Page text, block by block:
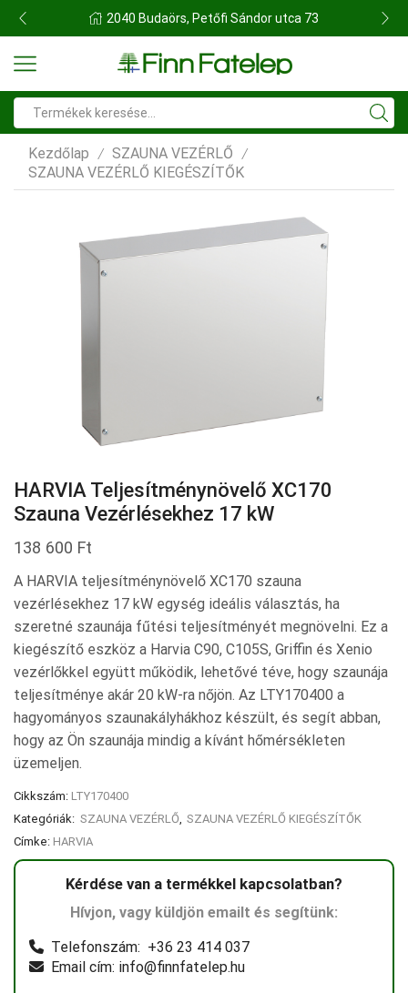
FINN FATELEP BUDAÖRS
input
Kezdőlap / SZAUNA VEZÉRLŐ /
SZAUNA VEZÉRLŐ KIEGÉSZÍTŐK
HARVIA Teljesítménynövelő XC170
Szauna Vezérlésekhez 17 kW
138 600 Ft
A HARVIA teljesítménynövelő XC170 szauna
vezérlésekhez 17 kW egység ideális választás, ha
szeretné szaunája fűtési teljesítményét megnövelni. Ez a
kiegészítő eszköz a Harvia C90, C105S, Griffin és Xenio
vezérlőkkel együtt működik, lehetővé téve, hogy szaunája
teljesítménye akár 20 kW-ra nőjön. Az LTY170400 a
hagyományos szaunakályhákhoz készült, és segít abban,
hogy az Ön szaunája mindig a kívánt hőmérsékleten
üzemeljen.
Cikkszám: LTY170400
Kategóriák: SZAUNA VEZÉRLŐ SZAUNA VEZÉRLŐ KIEGÉSZÍTŐK
Címke: HARVIA
Kérdése van a termékkel kapcsolatban?
Hívjon, vagy küldjön emailt és segítünk:
Telefonszám: +36 23 414 037
Email cím: info@finnfatelep.hu